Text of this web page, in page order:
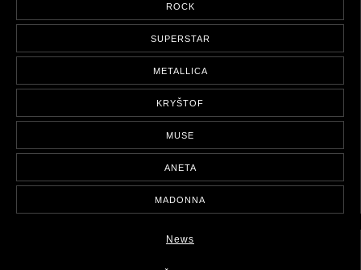
ROCK
SUPERSTAR
METALLICA
KRYŠTOF
MUSE
ANETA
MADONNA
News